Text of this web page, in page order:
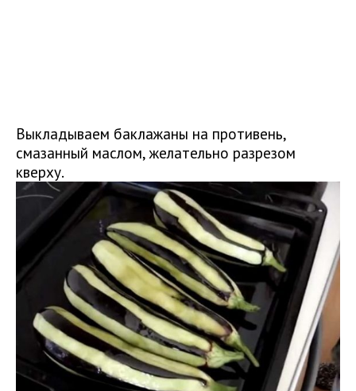
Выкладываем баклажаны на противень,
смазанный маслом, желательно разрезом
кверху.